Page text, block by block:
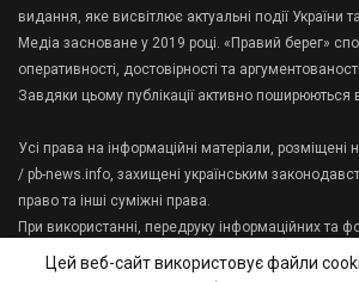
видання, яке висвітлює актуальні події України
Медіа засноване у 2019 році. «Правий берег»
оперативності, достовірності та
Завдяки цьому публікації активно поширюються
Усі права на інформаційні матеріали, розміщені
/ pb-news.info, захищені українським
право та інші суміжні права.
При використанні, передруку інформаційних та
сайту, гіперпосилання на «Правий берег» має
Цей веб-сайт використовує файли